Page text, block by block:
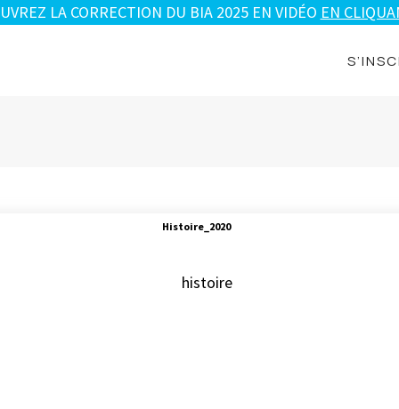
LA CORRECTION DU BIA 2025 EN VIDÉO EN
Histoire_2020